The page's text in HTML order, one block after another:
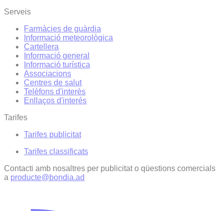
Serveis
Farmàcies de guàrdia
Informació meteorològica
Cartellera
Informació general
Informació turística
Associacions
Centres de salut
Telèfons d'interès
Enllaços d'interés
Tarifes
Tarifes publicitat
Tarifes classificats
Contacti amb nosaltres per publicitat o qüestions comercials
a producte@bondia.ad